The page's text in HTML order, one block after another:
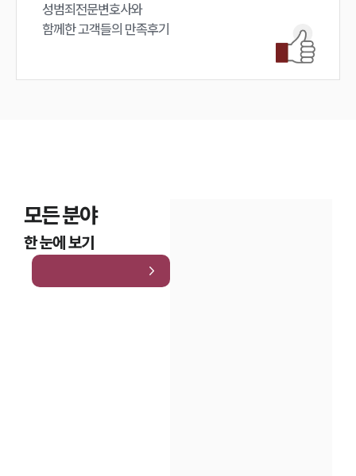
대륜법률상담예약
성범죄전문변호사와
함께한 고객들의 만족후기
모든 분야
한 눈에 보기